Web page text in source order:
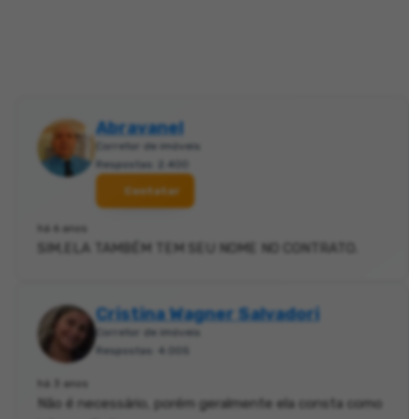
Abravanel
Corretor de imóveis
Respostas: 2.400
Contatar
há 6 anos
SIM,ELA TAMBÉM TEM SEU NOME NO CONTRATO.
Cristina Wagner Salvadori
Corretor de imóveis
Respostas: 4.005
há 3 anos
Não é necessário, porém geralmente ela consta como